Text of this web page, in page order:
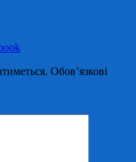
Обов’язкові